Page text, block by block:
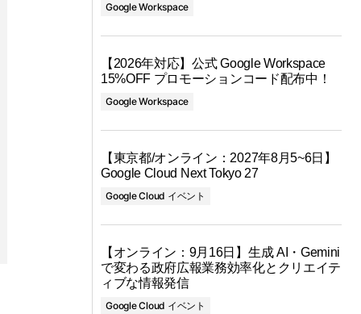
Google Workspace
【2026年対応】公式 Google Workspace
15%OFF プロモーションコード配布中！
Google Workspace
【東京都/オンライン：2027年8月5~6日】
Google Cloud Next Tokyo 27
Google Cloud イベント
【オンライン：9月16日】生成 AI・Gemini
で変わる政府広報業務効率化とクリエイテ
ィブな情報発信
Google Cloud イベント